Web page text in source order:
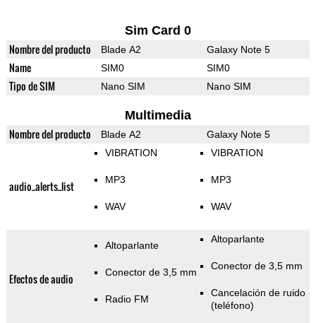
Sim Card 0
Nombre del producto Blade A2 Galaxy Note 5
Name SIM0 SIM0
Tipo de SIM Nano SIM Nano SIM
Multimedia
Nombre del producto Blade A2 Galaxy Note 5
audio_alerts_list
VIBRATION
MP3
WAV
VIBRATION
MP3
WAV
Efectos de audio
Altoparlante
Conector de 3,5 mm
Radio FM
Altoparlante
Conector de 3,5 mm
Cancelación de ruido
(teléfono)